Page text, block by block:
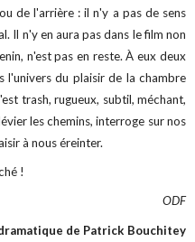
de l'arrière : il n'y a pas de sens
Il n'y en aura pas dans le film non
n'est pas en reste. À eux deux
l'univers du plaisir de la chambre
trash, rugueux, subtil, méchant,
les chemins, interroge sur nos
à nous éreinter.
!
ODF
de Patrick Bouchitey